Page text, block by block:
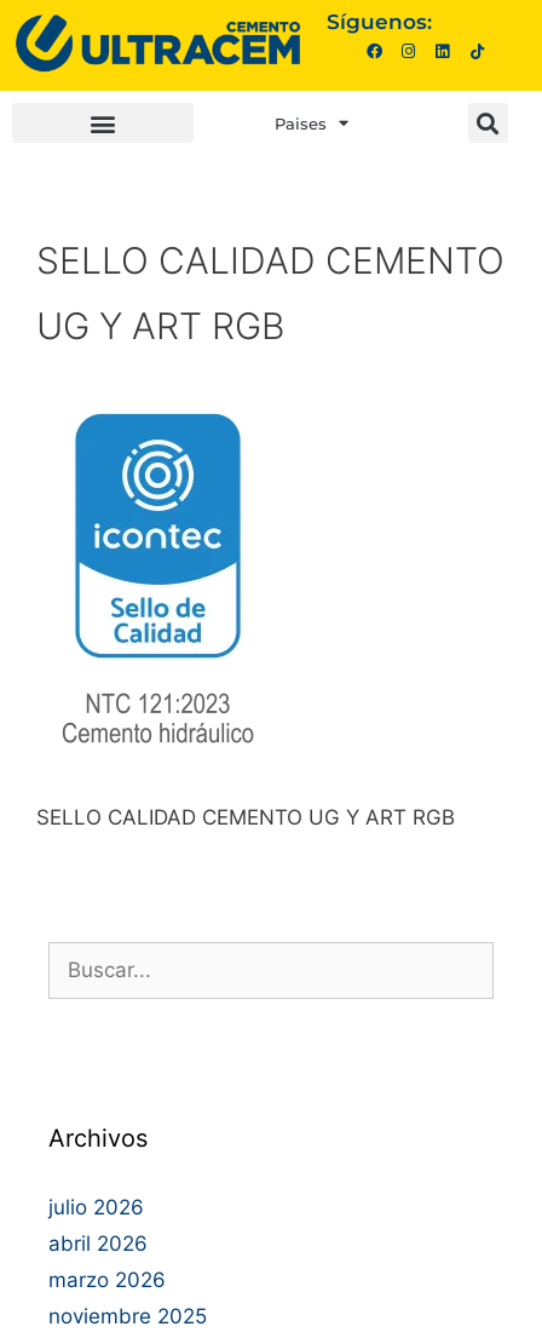
Síguenos:
Paises
SELLO CALIDAD CEMENTO
UG Y ART RGB
SELLO CALIDAD CEMENTO UG Y ART RGB
Archivos
julio 2026
abril 2026
marzo 2026
noviembre 2025